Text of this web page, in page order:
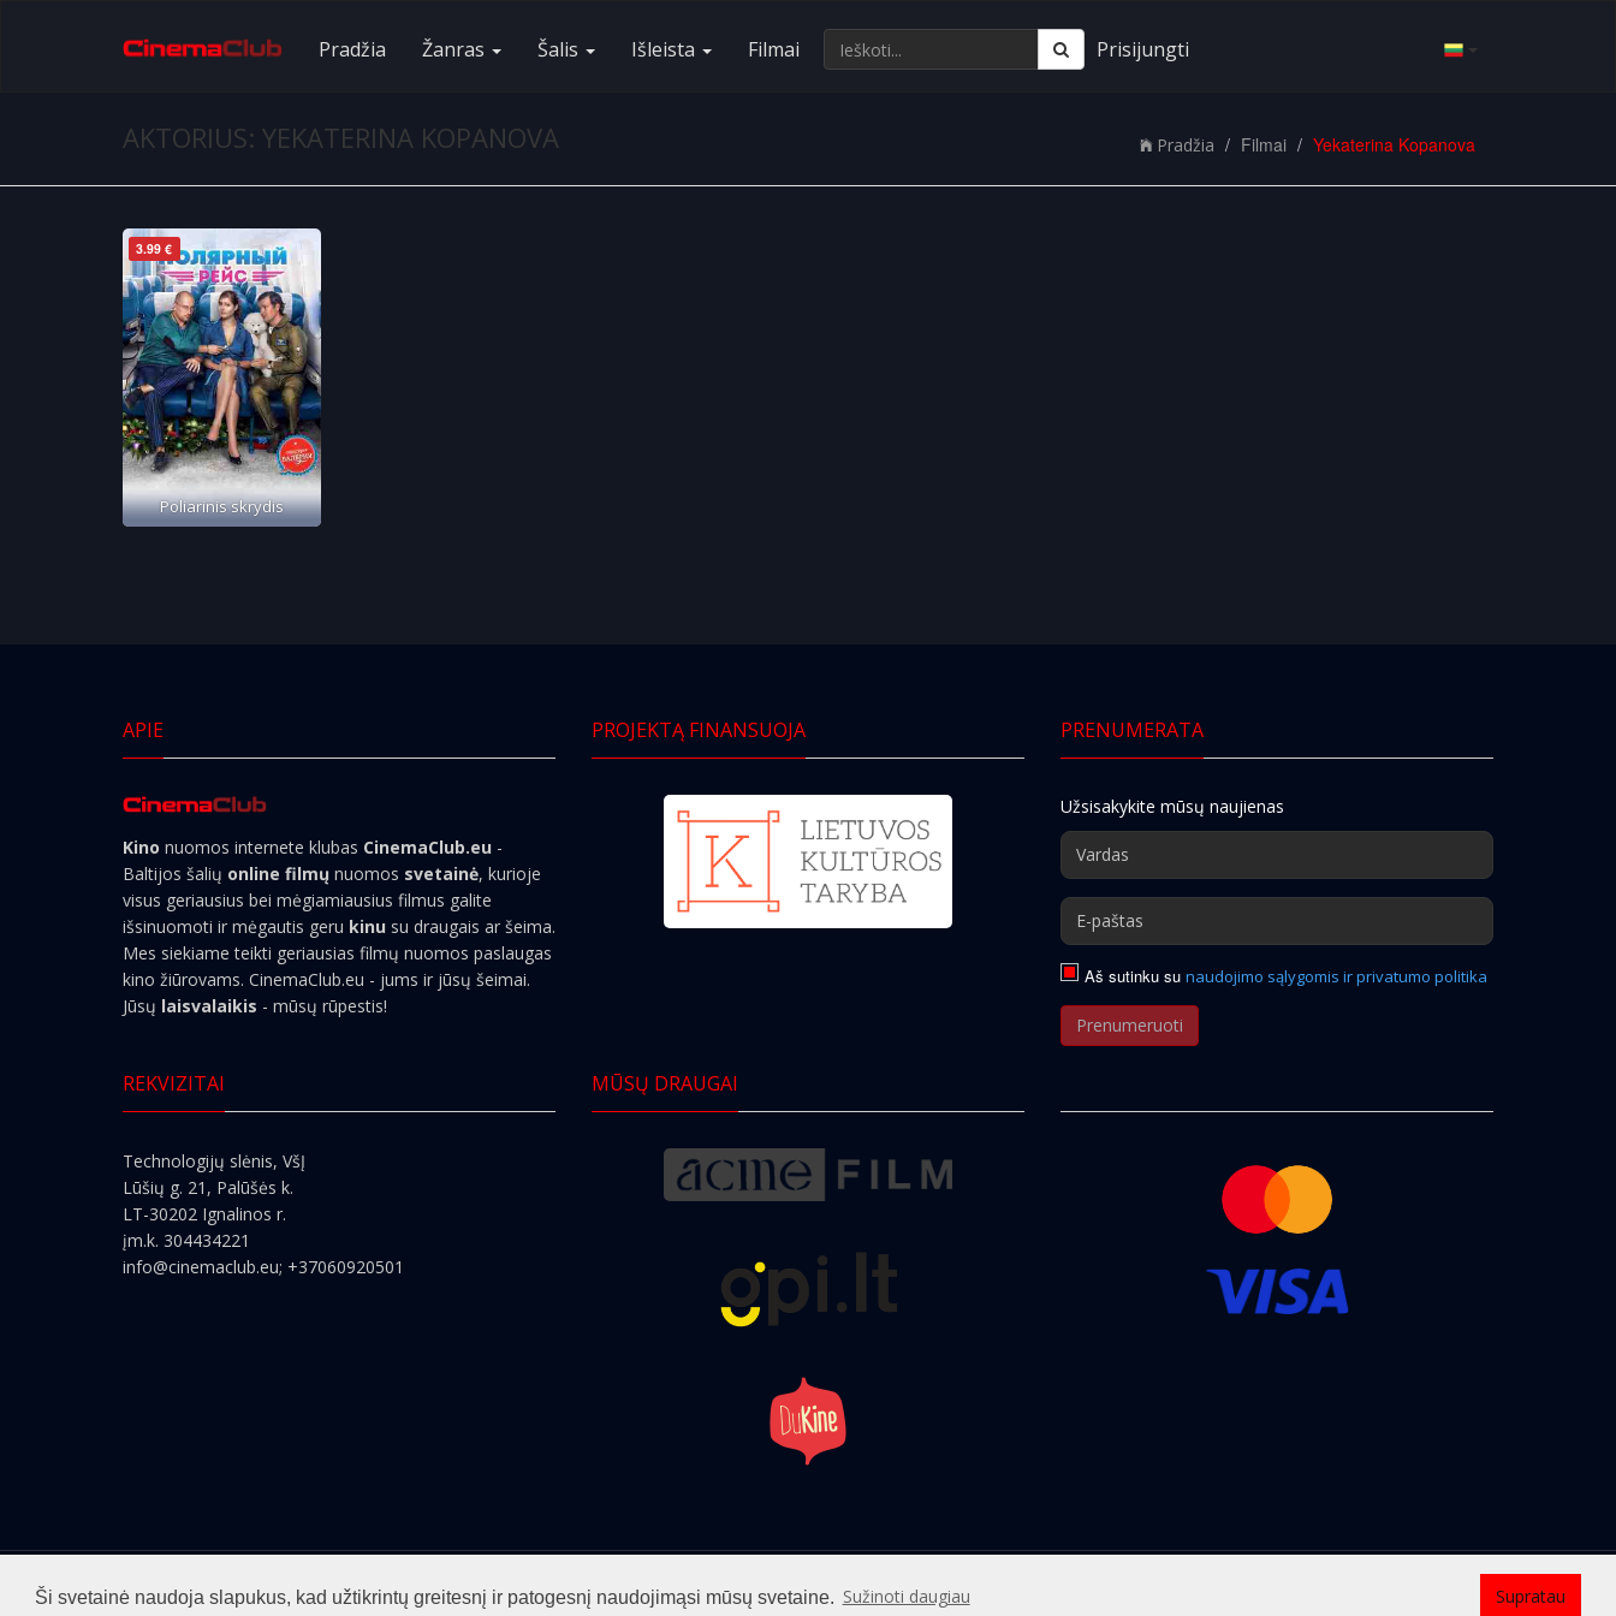
Ši svetainė naudoja slapukus, kad užtikrintų greitesnį ir patogesnį naudojimąsi mūsų svetaine. Sužinoti daugiau Supratau
Pradžia Žanras Šalis Išleista Filmai Prisijungti
AKTORIUS: YEKATERINA KOPANOVA Pradžia Filmai Yekaterina Kopanova
3.99 €
Poliarinis skrydis
APIE
Kino nuomos internete klubas CinemaClub.eu -
Baltijos šalių online filmų nuomos svetainė, kurioje
visus geriausius bei mėgiamiausius filmus galite
išsinuomoti ir mėgautis geru kinu su draugais ar šeima.
Mes siekiame teikti geriausias filmų nuomos paslaugas
kino žiūrovams. CinemaClub.eu - jums ir jūsų šeimai.
Jūsų laisvalaikis - mūsų rūpestis!
PROJEKTĄ FINANSUOJA PRENUMERATA
Užsisakykite mūsų naujienas
Aš sutinku su naudojimo sąlygomis ir privatumo politika
Prenumeruoti
REKVIZITAI
Technologijų slėnis, VšĮ
Lūšių g. 21, Palūšės k.
LT-30202 Ignalinos r.
įm.k. 304434221
info@cinemaclub.eu; +37060920501
MŪSŲ DRAUGAI
Visos teisės saugomos ©2026cinemaclub.lt info@cinemaclub.lt